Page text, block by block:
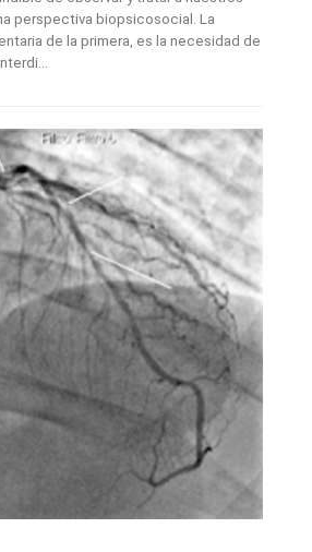
perspectiva biopsicosocial. La
de la primera, es la necesidad de